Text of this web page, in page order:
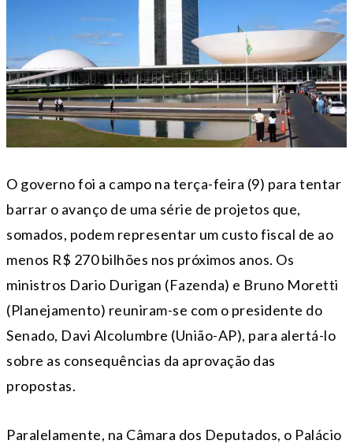
O governo foi a campo na terça-feira (9) para tentar
barrar o avanço de uma série de projetos que,
somados, podem representar um custo fiscal de ao
menos R$ 270 bilhões nos próximos anos. Os
ministros Dario Durigan (Fazenda) e Bruno Moretti
(Planejamento) reuniram-se com o presidente do
Senado, Davi Alcolumbre (União-AP), para alertá-lo
sobre as consequências da aprovação das
propostas.
Paralelamente, na Câmara dos Deputados, o Palácio